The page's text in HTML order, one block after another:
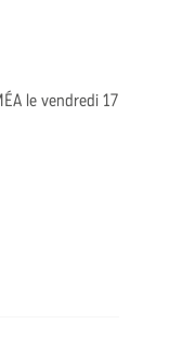
le vendredi 17